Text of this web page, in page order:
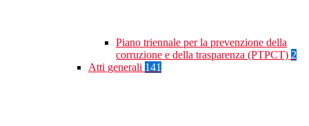
Piano triennale per la prevenzione della
corruzione e della trasparenza (PTPCT) 2
Atti generali 141